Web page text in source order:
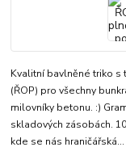
Kvalitní bavlněné triko s
(ŘOP) pro všechny
milovníky betonu. :)
skladových zásobách.
kde se nás hraničářská...